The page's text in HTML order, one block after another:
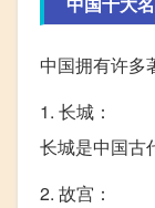
中国拥有许多
1. 长城：
长城是中国古
2. 故宫：